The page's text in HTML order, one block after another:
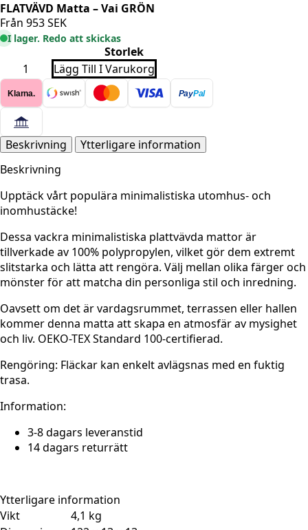
FLATVÄVD Matta – Vai GRÖN
Från 953SEK
I lager. Redo att skickas
Storlek
FLATVÄVD
Matta
-
Vai
GRÖN
mängd
Lägg Till I Varukorg
Klarna. PayPal
Beskrivning
Ytterligare information
Beskrivning
Upptäck vårt populära minimalistiska utomhus- och
inomhustäcke!
Dessa vackra minimalistiska plattvävda mattor är
tillverkade av 100% polypropylen, vilket gör dem extremt
slitstarka och lätta att rengöra. Välj mellan olika färger och
mönster för att matcha din personliga stil och inredning.
Oavsett om det är vardagsrummet, terrassen eller hallen
kommer denna matta att skapa en atmosfär av mysighet
och liv. OEKO-TEX Standard 100-certifierad.
Rengöring: Fläckar kan enkelt avlägsnas med en fuktig
trasa.
Information:
3-8 dagars leveranstid
14 dagars returrätt
Ytterligare information
Vikt
4,1 kg